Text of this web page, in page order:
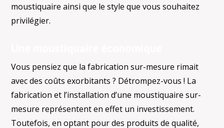
moustiquaire ainsi que le style que vous souhaitez
privilégier.
Vous pensiez que la fabrication sur-mesure rimait
avec des coûts exorbitants ? Détrompez-vous ! La
fabrication et l’installation d’une moustiquaire sur-
mesure représentent en effet un investissement.
Toutefois, en optant pour des produits de qualité,